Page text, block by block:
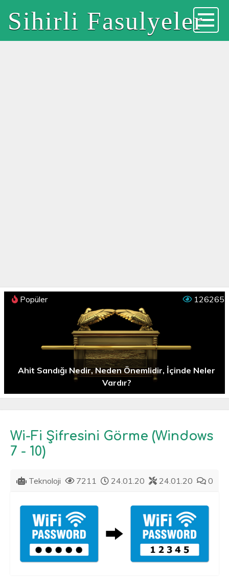
Sihirli Fasulyeler
Ahit Sandığı Nedir, Neden Önemlidir, İçinde Neler
Vardır?
Popüler 126265
Wi-Fi Şifresini Görme (Windows
7 - 10)
Teknoloji 7211 24.01.20 24.01.20 0